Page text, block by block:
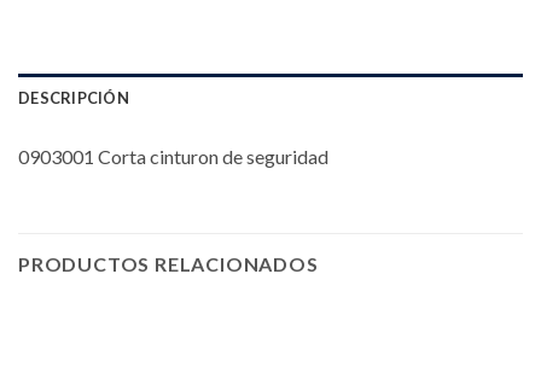
DESCRIPCIÓN
0903001 Corta cinturon de seguridad
PRODUCTOS RELACIONADOS